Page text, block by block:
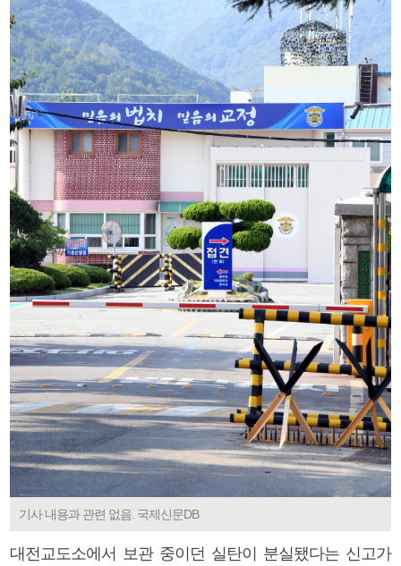
기사 내용과 관련 없음. 국제신문DB
대전교도소에서 보관 중이던 실탄이 분실됐다는 신고가